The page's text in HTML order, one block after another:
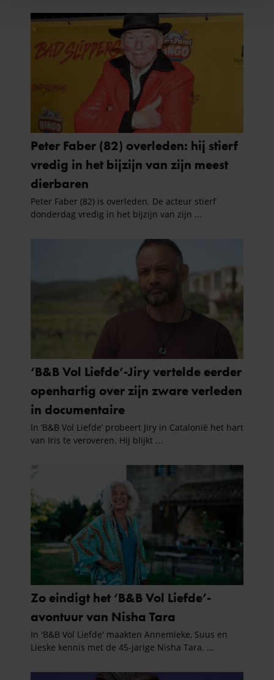
personaliseren, om functies voor social media te bieden
en om ons websiteverkeer te analyseren. Ook delen we
informatie over uw gebruik van onze site met onze
partners voor social media, adverteren en analyse. Deze
partners kunnen deze gegevens combineren met andere
informatie die u aan ze heeft verstrekt of die ze hebben
verzameld op basis van uw gebruik van hun services. U
gaat akkoord met onze cookies als u onze website blijft
gebruiken.